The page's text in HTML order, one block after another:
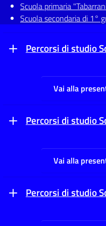
Scuola primaria
Scuola secondaria di 1°
Percorsi di studio
Vai alla
Percorsi di studio
Vai alla
Percorsi di studio